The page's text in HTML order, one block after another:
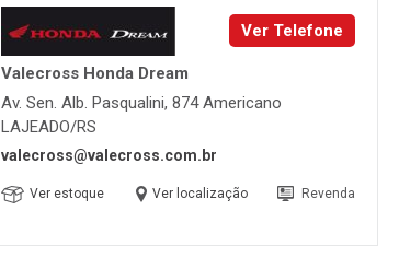
Ver Telefone
Valecross Honda Dream
Av. Sen. Alb. Pasqualini, 874 Americano
LAJEADO/RS
valecross@valecross.com.br
Ver estoque Ver localização Revenda